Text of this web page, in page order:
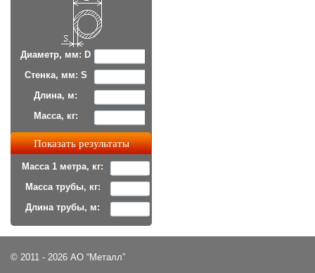
Диаметр, мм: D
Стенка, мм: S
Длина, м:
Масса, кг:
Масса 1 метра, кг:
Масса трубы, кг:
Длина трубы, м:
© 2011 - 2026 АО “Металл”